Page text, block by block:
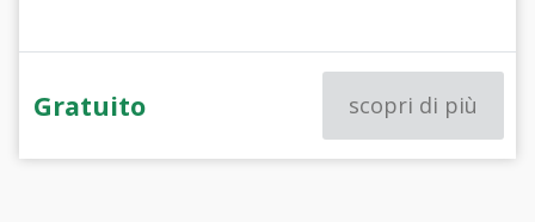
Gratuito scopri di più